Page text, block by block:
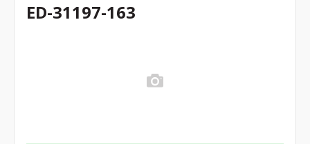
ED-31197-163